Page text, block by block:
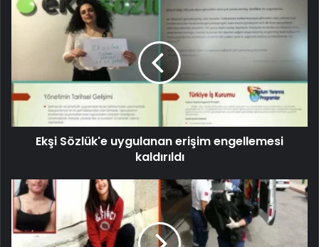
Ekşi Sözlük'e uygulanan erişim engellemesi
kaldırıldı